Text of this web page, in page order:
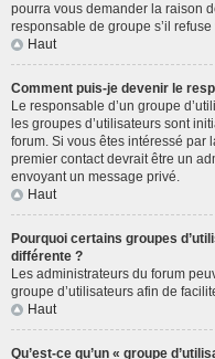
pourra vous demander la raison
responsable de groupe s’il
Haut
Comment puis-je devenir le
Le responsable d’un groupe
les groupes d’utilisateurs sont
forum. Si vous êtes intéressé par
premier contact devrait être un
envoyant un message privé.
Haut
Pourquoi certains groupes
différente ?
Les administrateurs du forum
groupe d’utilisateurs afin de
Haut
Qu’est-ce qu’un « groupe